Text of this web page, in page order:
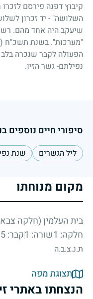
קיבוץ דפנה פירסם
השלושה" - יד זכרון
שיעקב היה אחד מהם.
"מערכות". בשנת תשכ"ח (1968)
הפעולה לקבר שנכרה
נפילתם- גשר הזיו.
סיפורי חיים נוספים
ליל הגשרים שנת נפילה
מקום מנוחתו
בית העלמין (חלקה
חלקה: 1
שורה: 1 קבר: 5
ת.נ.צ.ב.ה
תצוגת מפה
הנצחתו באתרי